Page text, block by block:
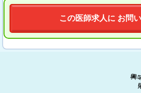
この医師求人に お問